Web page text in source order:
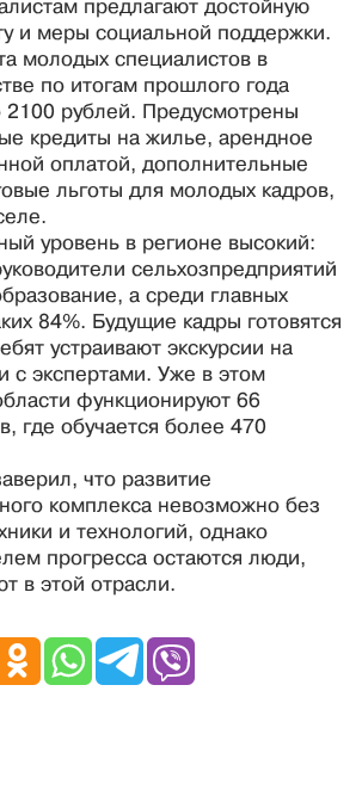
предлагают достойную
и меры социальной поддержки.
молодых специалистов в
по итогам прошлого года
2100 рублей. Предусмотрены
кредиты на жилье, арендное
оплатой, дополнительные
льготы для молодых кадров,
уровень в регионе высокий:
сельхозпредприятий
а среди главных
84%. Будущие кадры готовятся
устраивают экскурсии на
с экспертами. Уже в этом
функционируют 66
где обучается более 470
что развитие
комплекса невозможно без
и технологий, однако
прогресса остаются люди,
в этой отрасли.